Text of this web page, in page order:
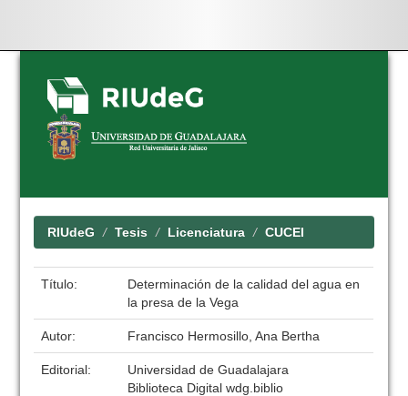
Skip
navigation
RIUdeG Tesis Licenciatura CUCEI
Título:
Determinación de la calidad del agua en
la presa de la Vega
Autor: Francisco Hermosillo, Ana Bertha
Editorial:
Universidad de Guadalajara
Biblioteca Digital wdg.biblio